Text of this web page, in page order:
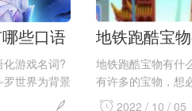
些口语
释说明
游戏名词?
世界为背景
了很多一些
地铁跑酷宝
宝物属性技
地铁跑酷宝物有什
有许多的宝物，想
这些宝物它们各有
2022 / 10 / 05